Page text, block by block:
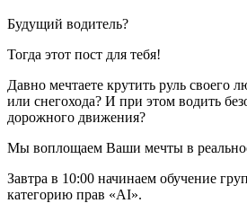
Будущий водитель?
Тогда этот пост для тебя!
Давно мечтаете крутить руль своего
или снегохода? И при этом водить
дорожного движения?
Мы воплощаем Ваши мечты в
Завтра в 10:00 начинаем обучение
категорию прав «AI».